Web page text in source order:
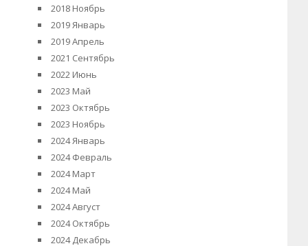
2018 Ноябрь
2019 Январь
2019 Апрель
2021 Сентябрь
2022 Июнь
2023 Май
2023 Октябрь
2023 Ноябрь
2024 Январь
2024 Февраль
2024 Март
2024 Май
2024 Август
2024 Октябрь
2024 Декабрь